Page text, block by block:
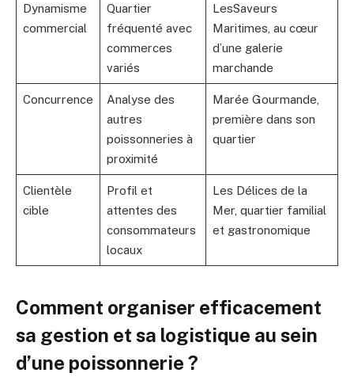
Dynamisme
commercial
Quartier
fréquenté avec
commerces
variés
LesSaveurs
Maritimes, au cœur
d’une galerie
marchande
Concurrence
Analyse des
autres
poissonneries à
proximité
Marée Gourmande,
première dans son
quartier
Clientèle
cible
Profil et
attentes des
consommateurs
locaux
Les Délices de la
Mer, quartier familial
et gastronomique
Comment organiser efficacement
sa gestion et sa logistique au sein
d’une poissonnerie ?